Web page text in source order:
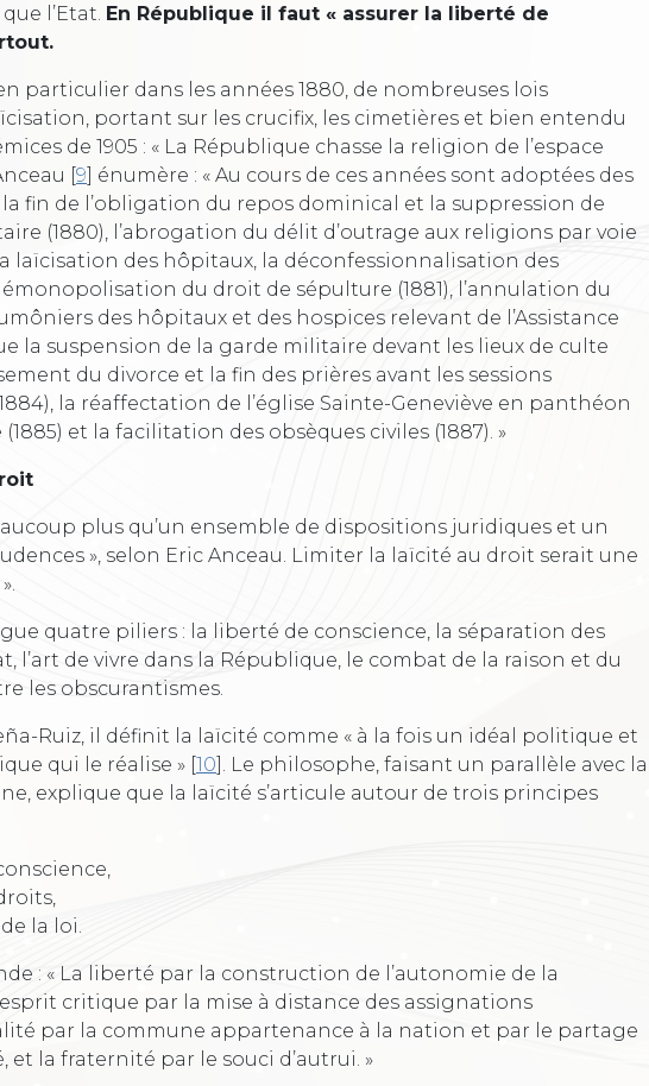
l’Etat. En République il faut « assurer la liberté de
particulier dans les années 1880, de nombreuses lois
portant sur les crucifix, les cimetières et bien entendu
de 1905 : « La République chasse la religion de l’espace
[9] énumère : « Au cours de ces années sont adoptées des
fin de l’obligation du repos dominical et la suppression de
(1880), l’abrogation du délit d’outrage aux religions par voie
la laïcisation des hôpitaux, la déconfessionnalisation des
du droit de sépulture (1881), l’annulation du
des hôpitaux et des hospices relevant de l’Assistance
la suspension de la garde militaire devant les lieux de culte
du divorce et la fin des prières avant les sessions
la réaffectation de l’église Sainte-Geneviève en panthéon
et la facilitation des obsèques civiles (1887). »
plus qu’un ensemble de dispositions juridiques et un
», selon Eric Anceau. Limiter la laïcité au droit serait une
quatre piliers : la liberté de conscience, la séparation des
l’art de vivre dans la République, le combat de la raison et du
les obscurantismes.
Ruiz, il définit la laïcité comme « à la fois un idéal politique et
qui le réalise » [10] . Le philosophe, faisant un parallèle avec la
explique que la laïcité s’articule autour de trois principes
la loi.
: « La liberté par la construction de l’autonomie de la
critique par la mise à distance des assignations
par la commune appartenance à la nation et par le partage
et la fraternité par le souci d’autrui. »